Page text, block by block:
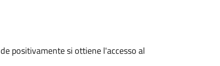
positivamente si ottiene l'accesso al